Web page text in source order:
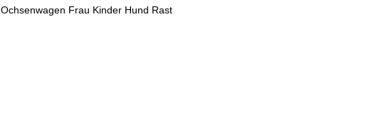
Ochsenwagen Frau Kinder Hund Rast